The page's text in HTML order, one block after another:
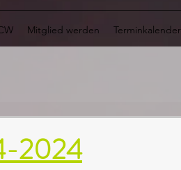
Mitglied werden Terminkalender
2024